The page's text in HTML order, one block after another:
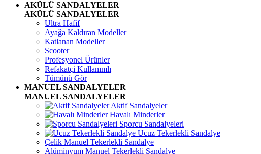
AKÜLÜ SANDALYELER
AKÜLÜ SANDALYELER
Ultra Hafif
Ayağa Kaldıran Modeller
Katlanan Modeller
Scooter
Profesyonel Ürünler
Refakatçi Kullanımlı
Tümünü Gör
MANUEL SANDALYELER
MANUEL SANDALYELER
Aktif Sandalyeler
Havalı Minderler
Sporcu Sandalyeleri
Ucuz Tekerlekli Sandalye
Çelik Manuel Tekerlekli Sandalye
Alüminyum Manuel Tekerlekli Sandalye